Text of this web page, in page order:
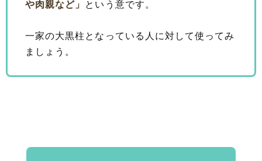
や肉親など」 という意です。
一家の大黒柱となっている人に対して使ってみ
ましょう。